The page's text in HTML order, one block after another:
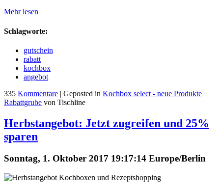
Mehr lesen
Schlagworte:
gutschein
rabatt
kochbox
angebot
335 Kommentare | Geposted in Kochbox select - neue Produkte
Rabattgrube von Tischline
Herbstangebot: Jetzt zugreifen und 25%
sparen
Sonntag, 1. Oktober 2017 19:17:14 Europe/Berlin